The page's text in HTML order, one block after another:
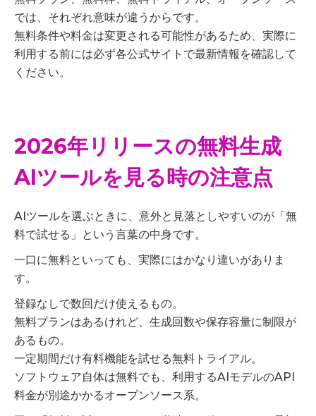
では、それぞれ意味が違うからです。
無料条件や料金は変更される可能性があるため、実際に
利用する前には必ず各公式サイトで最新情報を確認して
ください。
2026年リリースの無料生成
AIツールを見る時の注意点
AIツールを選ぶときに、意外と見落としやすいのが「無
料で試せる」という言葉の中身です。
一口に無料といっても、実際にはかなり違いがありま
す。
登録なしで数回だけ使えるもの。
無料プランはあるけれど、生成回数や保存容量に制限が
あるもの。
一定期間だけ有料機能を試せる無料トライアル。
ソフトウェア自体は無料でも、利用するAIモデルのAPI
料金が別途かかるオープンソース系。